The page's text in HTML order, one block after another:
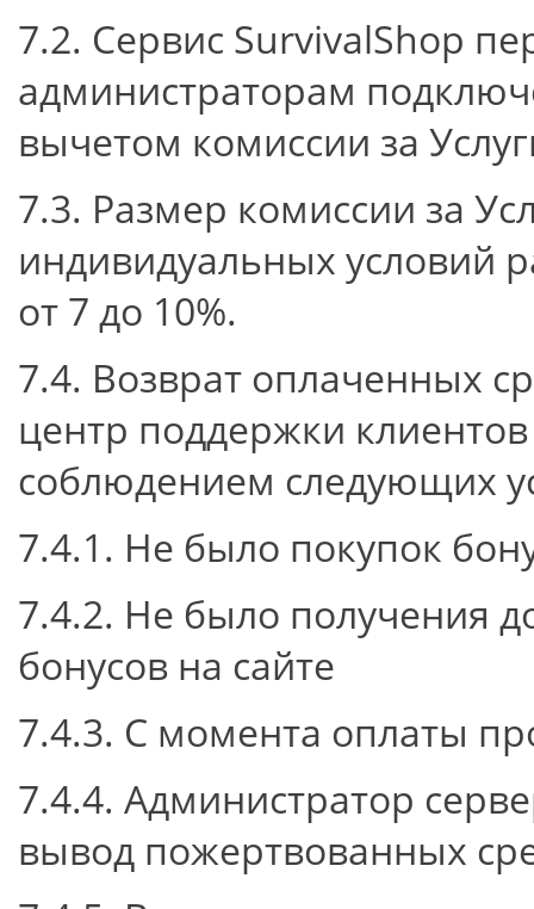
7.2. Сервис SurvivalShop
администраторам
вычетом комиссии за
7.3. Размер комиссии за
индивидуальных условий
от 7 до 10%.
7.4. Возврат оплаченных
центр поддержки
соблюдением следующих
7.4.1. Не было покупок
7.4.2. Не было получения
бонусов на сайте
7.4.3. С момента оплаты
7.4.4. Администратор
вывод пожертвованных